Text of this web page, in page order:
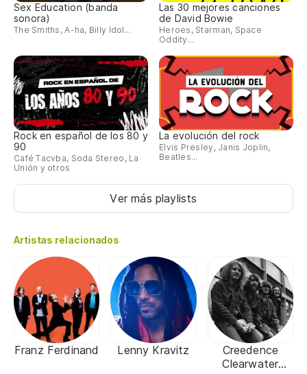
Sex Education (banda
sonora)
The Smiths, A-ha, Billy Idol...
Las 30 mejores canciones
de David Bowie
Heroes, Starman, Space
Oddity...
Rock en español de los 80 y
90
Café Tacvba, Soda Stereo, La
Unión y otros
La evolución del rock
Elvis Presley, Janis Joplin,
Beatles...
Ver más playlists
Artistas relacionados
Franz Ferdinand Lenny Kravitz
Creedence
Clearwater